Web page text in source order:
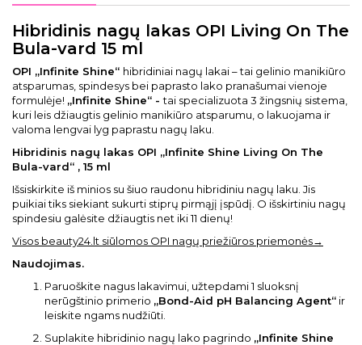
Hibridinis nagų lakas OPI Living On The
Bula-vard 15 ml
OPI „Infinite Shine“ hibridiniai nagų lakai – tai gelinio manikiūro
atsparumas, spindesys bei paprasto lako pranašumai vienoje
formulėje! „Infinite Shine“ -tai specializuota 3 žingsnių sistema,
kuri leis džiaugtis gelinio manikiūro atsparumu, o lakuojama ir
valoma lengvai lyg paprastu nagų laku.
Hibridinis nagų lakas OPI „Infinite Shine Living On The
Bula-vard“ , 15 ml
Išsiskirkite iš minios su šiuo raudonu hibridiniu nagų laku. Jis
puikiai tiks siekiant sukurti stiprų pirmąjį įspūdį. O išskirtiniu nagų
spindesiu galėsite džiaugtis net iki 11 dienų!
Visos beauty24.lt siūlomos OPI nagų priežiūros priemonės→
Naudojimas.
Paruoškite nagus lakavimui, užtepdami 1 sluoksnį
nerūgštinio primerio „Bond-Aid pH Balancing Agent“ ir
leiskite ngams nudžiūti.
Suplakite hibridinio nagų lako pagrindo „Infinite Shine